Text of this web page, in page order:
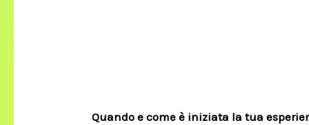
Quando e come è iniziata la tua